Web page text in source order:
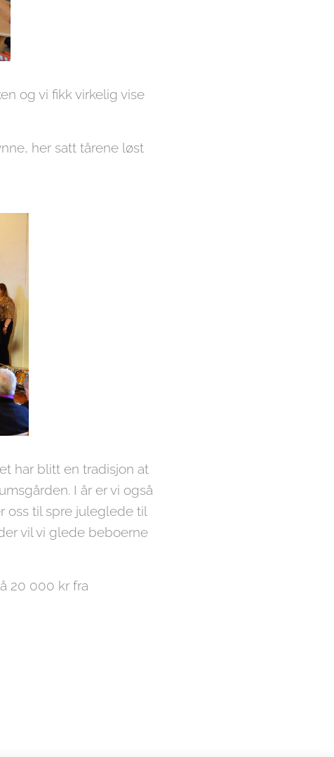
og vi fikk virkelig vise
her satt tårene løst
har blitt en tradisjon at
I år er vi også
oss til spre juleglede til
vil vi glede beboerne
20 000 kr fra